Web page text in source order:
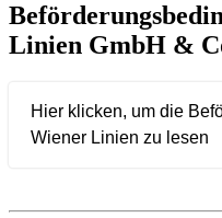
Linien GmbH &
Hier klicken, um die
Wiener Linien zu lesen